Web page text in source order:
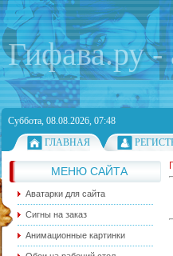
Гифава.ру -
Суббота, 08.08.2026, 07:48
ГЛАВНАЯ
МЕНЮ САЙТА
Аватарки для сайта
Сигны на заказ
Анимационные картинки